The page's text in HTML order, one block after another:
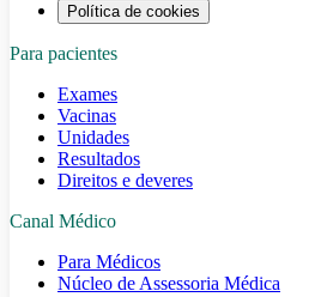
Política de cookies
Para pacientes
Exames
Vacinas
Unidades
Resultados
Direitos e deveres
Canal Médico
Para Médicos
Núcleo de Assessoria Médica